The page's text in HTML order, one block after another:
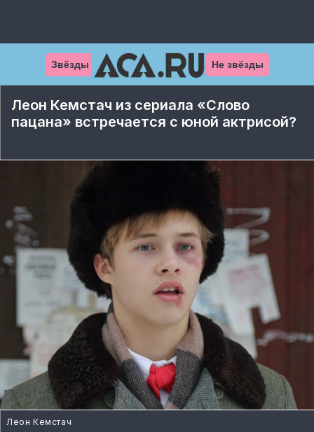
Звёзды Не звёзды
Леон Кемстач из сериала «Слово
пацана» встречается с юной актрисой?
Леон Кемстач